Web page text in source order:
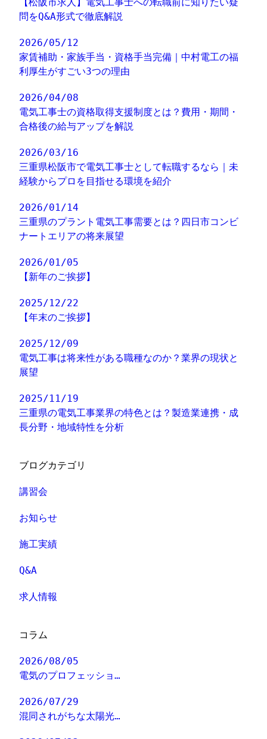
問をQ&A形式で徹底解説
2026/05/12
家賃補助・家族手当・資格手当完備｜中村電工の福
利厚生がすごい3つの理由
2026/04/08
電気工事士の資格取得支援制度とは？費用・期間・
合格後の給与アップを解説
2026/03/16
三重県松阪市で電気工事士として転職するなら｜未
経験からプロを目指せる環境を紹介
2026/01/14
三重県のプラント電気工事需要とは？四日市コンビ
ナートエリアの将来展望
2026/01/05
【新年のご挨拶】
2025/12/22
【年末のご挨拶】
2025/12/09
電気工事は将来性がある職種なのか？業界の現状と
展望
2025/11/19
三重県の電気工事業界の特色とは？製造業連携・成
長分野・地域特性を分析
ブログカテゴリ
講習会
お知らせ
施工実績
Q&A
求人情報
コラム
2026/08/05
電気のプロフェッショ…
2026/07/29
混同されがちな太陽光…